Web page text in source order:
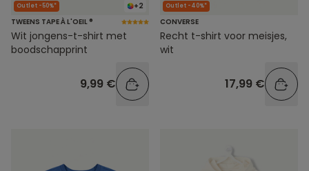
+2
Outlet -50%*
TWEENS TAPE À L'OEIL ®
Wit jongens-t-shirt met
boodschapprint
9,99 €
Outlet -40%*
CONVERSE
Recht t-shirt voor meisjes,
wit
17,99 €